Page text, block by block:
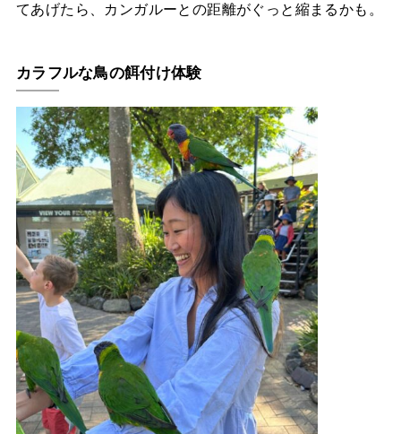
てあげたら、カンガルーとの距離がぐっと縮まるかも。
カラフルな鳥の餌付け体験